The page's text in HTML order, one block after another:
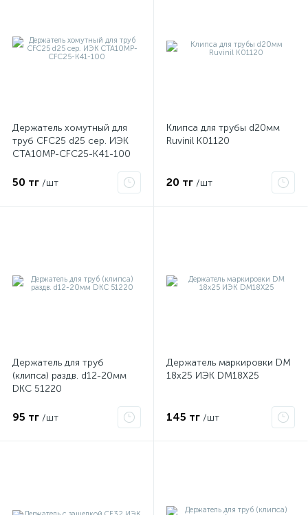
Держатель хомутный для
труб CFC25 d25 сер. ИЭК
CTA10MP-CFC25-K41-100
50 тг /шт
Клипса для трубы d20мм
Ruvinil К01120
20 тг /шт
Держатель для труб
(клипса) раздв. d12-20мм
DKC 51220
95 тг /шт
Держатель маркировки DM
18х25 ИЭК DM18X25
145 тг /шт